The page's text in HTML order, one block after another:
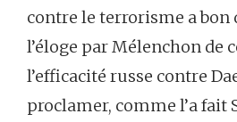
contre le terrorisme a
l’éloge par Mélenchon de
l’efficacité russe contre
proclamer, comme l’a fait